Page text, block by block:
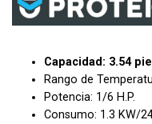
Capacidad: 3.54
Rango de
Potencia: 1/6 H.P.
Consumo: 1.3 KW/